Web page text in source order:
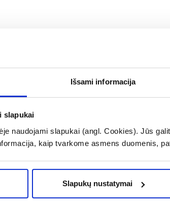
Išsami informacija
slapukai
naudojami slapukai (angl. Cookies). Jūs
kaip tvarkome asmens duomenis,
Slapukų nustatymai